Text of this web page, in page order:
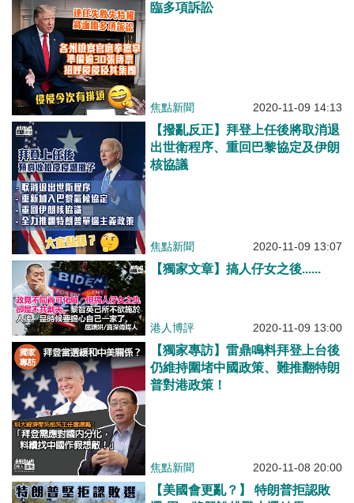
臨多項訴訟
焦點新聞 2020-11-09 14:13
【撥亂反正】拜登上任後將取消退
出世衛程序、重回巴黎協定及伊朗
核協議
焦點新聞 2020-11-09 13:07
【獨家文章】搞人仔女之後......
港人博評 2020-11-09 13:00
【獨家專訪】雷鼎鳴料拜登上台後
仍維持圍堵中國政策、難推翻特朗
普對港政策！
焦點新聞 2020-11-08 20:00
【美國會更亂？】 特朗普拒認敗